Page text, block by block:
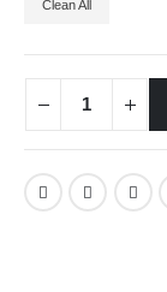
Clean All